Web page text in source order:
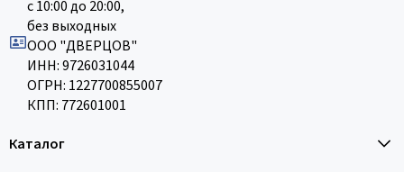
с 10:00 до 20:00,
без выходных
ООО "ДВЕРЦОВ"
ИНН: 9726031044
ОГРН: 1227700855007
КПП: 772601001
Каталог